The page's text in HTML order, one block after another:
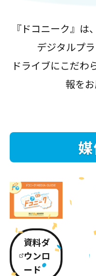
『ドコニーク』
デジタルプラ
ドライブにこだわ
報をお
資料ダ
ウンロ
ード